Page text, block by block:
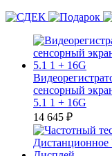
сенсорный
5.1 1 + 16G
14 645 ₽